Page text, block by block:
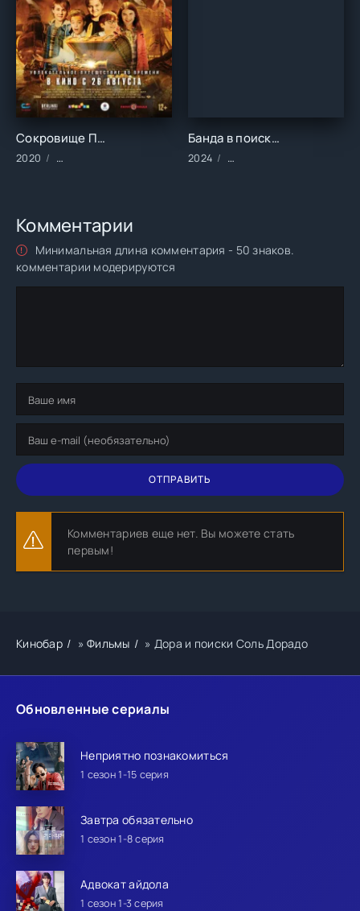
Обновленные сериалы
Неприятно познакомиться
1 сезон 1-15 серия
Завтра обязательно
1 сезон 1-8 серия
Адвокат айдола
1 сезон 1-3 серия
Сокровище Пиратской бухты (2020)
2020 Фильмы/2020 год/Зарубежные/Приключения/Семейные/
Банда в поисках сокровищ (2024)
2024 Сериалы/2024 год/
Комментарии
Минимальная длина комментария - 50 знаков.
комментарии модерируются
ОТПРАВИТЬ
Комментариев еще нет. Вы можете стать
первым!
Кинобар »Фильмы » Дора и поиски Соль Дорадо